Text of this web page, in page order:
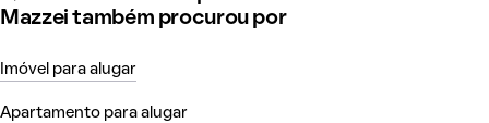
Mazzei também procurou por
Imóvel para alugar
Apartamento para alugar